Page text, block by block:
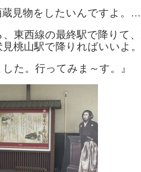
蔵見物をしたいんですよ。
、東西線の最終駅で降りて
見桃山駅で降りればいいよ
した。行ってみま～す。』